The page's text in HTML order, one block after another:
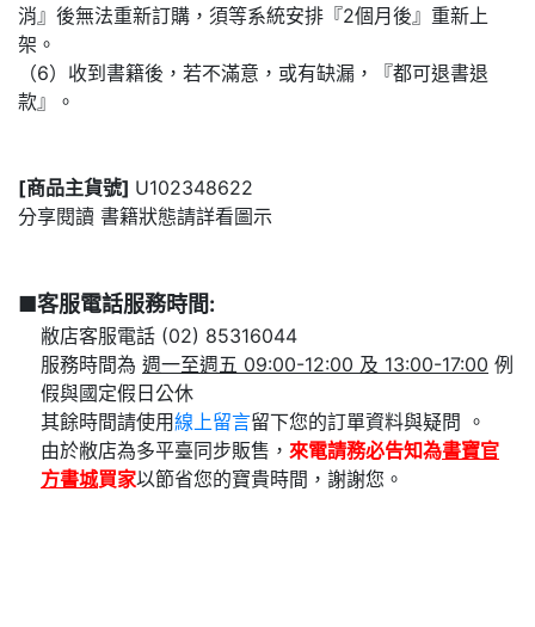
消』後無法重新訂購，須等系統安排『2個月後』重新上
架。
（6）收到書籍後，若不滿意，或有缺漏，『都可退書退
款』。
[商品主貨號] U102348622
分享閱讀 書籍狀態請詳看圖示
■客服電話服務時間:
敝店客服電話 (02) 85316044
服務時間為 週一至週五 09:00-12:00 及 13:00-17:00 例
假與國定假日公休
其餘時間請使用線上留言
留下您的訂單資料與疑問 。
由於敝店為多平臺同步販售， 來電請務必告知為書寶官
方書城買家以節省您的寶貴時間，謝謝您。